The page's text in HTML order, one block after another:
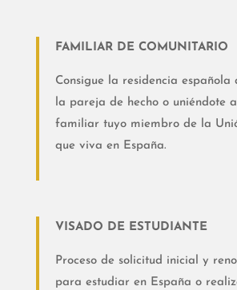
FAMILIAR DE COMUNITARIO
Consigue la residencia española
la pareja de hecho o uniéndote
familiar tuyo miembro de la
que viva en España.
VISADO DE ESTUDIANTE
Proceso de solicitud inicial y
para estudiar en España o